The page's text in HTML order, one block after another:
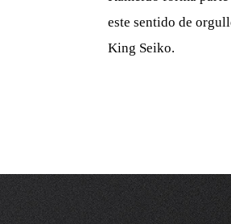
este sentido de
King Seiko.